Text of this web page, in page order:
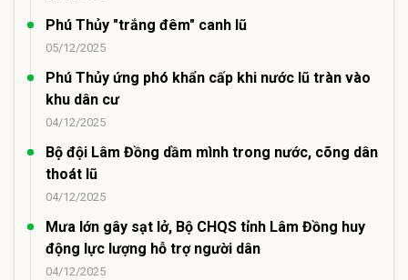
Phú Thủy "trắng đêm" canh lũ
05/12/2025
Phú Thủy ứng phó khẩn cấp khi nước lũ tràn vào
khu dân cư
04/12/2025
Bộ đội Lâm Đồng dầm mình trong nước, cõng dân
thoát lũ
04/12/2025
Mưa lớn gây sạt lở, Bộ CHQS tỉnh Lâm Đồng huy
động lực lượng hỗ trợ người dân
04/12/2025